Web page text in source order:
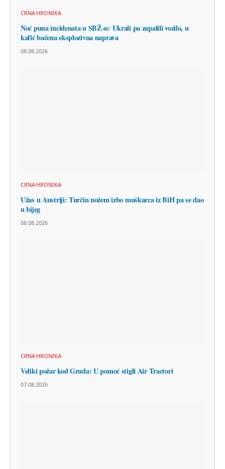
CRNA HRONIKA
Noć puna incidenata u SBŽ-u: Ukrali pa zapalili vozilo, u
kafić bačena eksplozivna naprava
08.08.2026
CRNA HRONIKA
Užas u Austriji: Turčin nožem izbo muškarca iz BiH pa se dao
u bijeg
08.08.2026
CRNA HRONIKA
Veliki požar kod Gruda: U pomoć stigli Air Tractori
07.08.2026